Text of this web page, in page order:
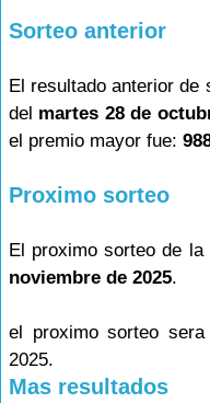
Sorteo anterior
El resultado anterior de
del martes 28 de
el premio mayor fue:
Proximo sorteo
El proximo sorteo de
noviembre de 2025.
el proximo sorteo
2025.
Mas resultados